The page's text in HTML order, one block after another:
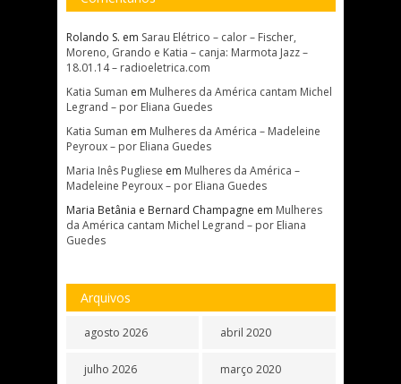
Rolando S. em Sarau Elétrico – calor – Fischer,
Moreno, Grando e Katia – canja: Marmota Jazz –
18.01.14 – radioeletrica.com
Katia Suman em Mulheres da América cantam Michel
Legrand – por Eliana Guedes
Katia Suman em Mulheres da América – Madeleine
Peyroux – por Eliana Guedes
Maria Inês Pugliese em Mulheres da América –
Madeleine Peyroux – por Eliana Guedes
Maria Betânia e Bernard Champagne em Mulheres
da América cantam Michel Legrand – por Eliana
Guedes
Arquivos
agosto 2026
julho 2026
abril 2020
março 2020